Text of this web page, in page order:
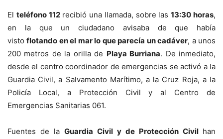
El teléfono 112recibió una llamada, sobre las13:30 horas,
en la que un ciudadano avisaba de que había
vistoflotando en el mar lo que parecía un cadáver, a unos
200 metros de la orilla de Playa Burriana. De inmediato,
desde el centro coordinador de emergencias se activó a la
Guardia Civil, a Salvamento Marítimo, a la Cruz Roja, a la
Policía Local, a Protección Civil y al Centro de
Emergencias Sanitarias 061.
Fuentes de la Guardia Civil y de Protección Civil han